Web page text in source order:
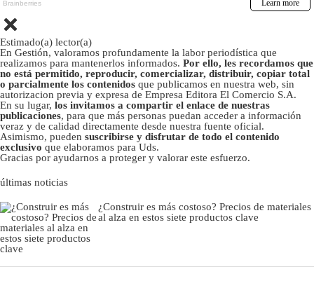
Estimado(a) lector(a)
En Gestión, valoramos profundamente la labor periodística que
realizamos para mantenerlos informados. Por ello, les recordamos que
no está permitido, reproducir, comercializar, distribuir, copiar total
o parcialmente los contenidos que publicamos en nuestra web, sin
autorizacion previa y expresa de Empresa Editora El Comercio S.A.
En su lugar, los invitamos a compartir el enlace de nuestras
publicaciones, para que más personas puedan acceder a información
veraz y de calidad directamente desde nuestra fuente oficial.
Asimismo, pueden suscribirse y disfrutar de todo el contenido
exclusivo que elaboramos para Uds.
Gracias por ayudarnos a proteger y valorar este esfuerzo.
últimas noticias
¿Construir es más costoso? Precios de materiales
al alza en estos siete productos clave